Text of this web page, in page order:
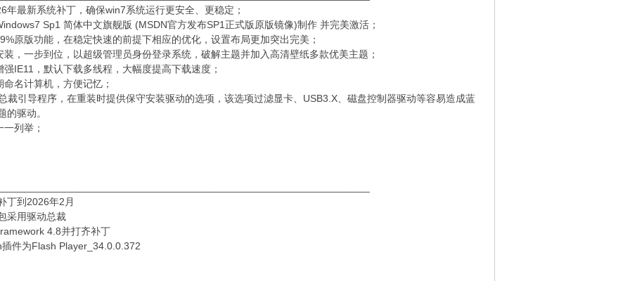
年最新系统补丁，确保win7系统运行更安全、更稳定；
Sp1 简体中文旗舰版 (MSDN官方发布SP1正式版原版镜像)制作 并完美激活；
原版功能，在稳定快速的前提下相应的优化，设置布局更加突出完美；
装，一步到位，以超级管理员身份登录系统，破解主题并加入高清壁纸多款优美主题；
强IE11，默认下载多线程，大幅度提高下载速度；
名计算机，方便记忆；
裁引导程序，在重装时提供保守安装驱动的选项，该选项过滤显卡、USB3.X、磁盘控制器驱动等容易造成蓝
的驱动。
列举；
丁到2026年2月
采用驱动总裁
4.8并打齐补丁
件为Flash Player_34.0.0.372